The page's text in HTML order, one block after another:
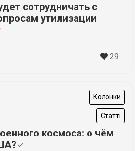
сотрудничать с
утилизации
29
Колонки
Статті
космоса: о чём